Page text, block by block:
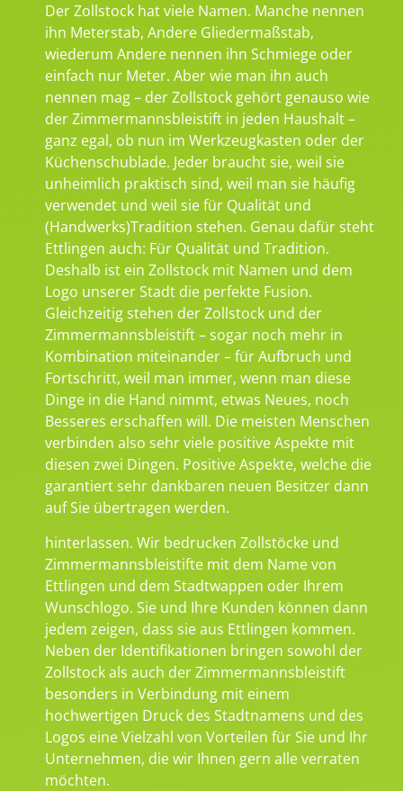
Der Zollstock hat viele Namen. Manche nennen
ihn Meterstab, Andere Gliedermaßstab,
wiederum Andere nennen ihn Schmiege oder
einfach nur Meter. Aber wie man ihn auch
nennen mag – der Zollstock gehört genauso wie
der Zimmermannsbleistift in jeden Haushalt –
ganz egal, ob nun im Werkzeugkasten oder der
Küchenschublade. Jeder braucht sie, weil sie
unheimlich praktisch sind, weil man sie häufig
verwendet und weil sie für Qualität und
(Handwerks)Tradition stehen. Genau dafür steht
Ettlingen auch: Für Qualität und Tradition.
Deshalb ist ein Zollstock mit Namen und dem
Logo unserer Stadt die perfekte Fusion.
Gleichzeitig stehen der Zollstock und der
Zimmermannsbleistift – sogar noch mehr in
Kombination miteinander – für Aufbruch und
Fortschritt, weil man immer, wenn man diese
Dinge in die Hand nimmt, etwas Neues, noch
Besseres erschaffen will. Die meisten Menschen
verbinden also sehr viele positive Aspekte mit
diesen zwei Dingen. Positive Aspekte, welche die
garantiert sehr dankbaren neuen Besitzer dann
auf Sie übertragen werden.
hinterlassen. Wir bedrucken Zollstöcke und
Zimmermannsbleistifte mit dem Name von
Ettlingen und dem Stadtwappen oder Ihrem
Wunschlogo. Sie und Ihre Kunden können dann
jedem zeigen, dass sie aus Ettlingen kommen.
Neben der Identifikationen bringen sowohl der
Zollstock als auch der Zimmermannsbleistift
besonders in Verbindung mit einem
hochwertigen Druck des Stadtnamens und des
Logos eine Vielzahl von Vorteilen für Sie und Ihr
Unternehmen, die wir Ihnen gern alle verraten
möchten.